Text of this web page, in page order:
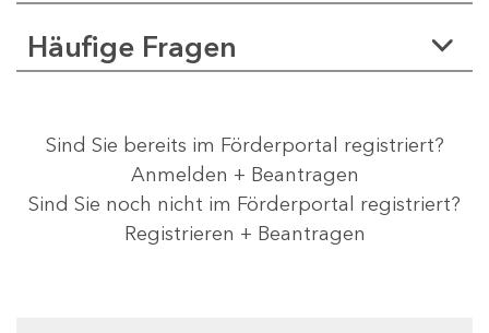
Häufige Fragen
Sind Sie bereits im Förderportal registriert?
Anmelden + Beantragen
Sind Sie noch nicht im Förderportal registriert?
Registrieren + Beantragen